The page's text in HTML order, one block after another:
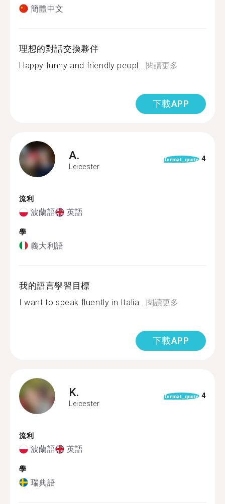
簡體中文
理想的對話交換夥伴
Happy funny and friendly peopl... 閱讀更多
下載APP
A.
Leicester
format_quote 4
流利
波蘭語 英語
學
義大利語
我的語言學習目標
I want to speak fluently in Italia... 閱讀更多
下載APP
K.
Leicester
format_quote 4
流利
波蘭語 英語
學
瑞典語